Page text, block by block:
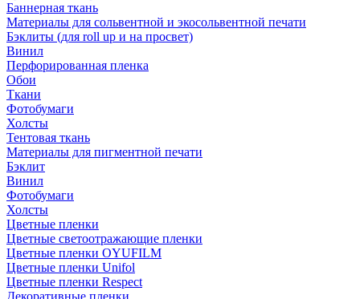
Баннерная ткань
Материалы для сольвентной и экосольвентной печати
Бэклиты (для roll up и на просвет)
Винил
Перфорированная пленка
Обои
Ткани
Фотобумаги
Холсты
Тентовая ткань
Материалы для пигментной печати
Бэклит
Винил
Фотобумаги
Холсты
Цветные пленки
Цветные светоотражающие пленки
Цветные пленки OYUFILM
Цветные пленки Unifol
Цветные пленки Respect
Декоративные пленки